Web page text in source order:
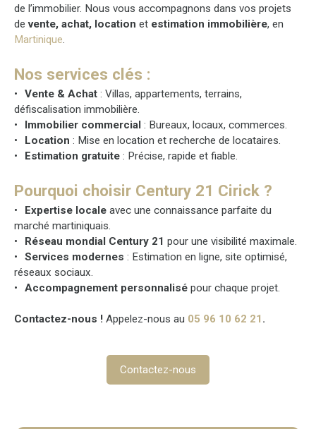
de l’immobilier. Nous vous accompagnons dans vos projets
devente, achat, location et estimation immobilière, en
Martinique.
Nos services clés :
Vente & Achat : Villas, appartements, terrains,
défiscalisation immobilière.
Immobilier commercial : Bureaux, locaux, commerces.
Location : Mise en location et recherche de locataires.
Estimation gratuite : Précise, rapide et fiable.
Pourquoi choisir Century 21 Cirick ?
Expertise locale avec une connaissance parfaite du
marché martiniquais.
Réseau mondial Century 21 pour une visibilité maximale.
Services modernes : Estimation en ligne, site optimisé,
réseaux sociaux.
Accompagnement personnalisé pour chaque projet.
Contactez-nous ! Appelez-nous au 05 96 10 62 21 .
Contactez-nous